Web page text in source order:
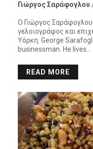
Γιώργος Σαράφογλου
Ο Γιώργος Σαράφογλου
γελοιογράφος και
Υόρκη. George
businessman. He lives…
READ MORE